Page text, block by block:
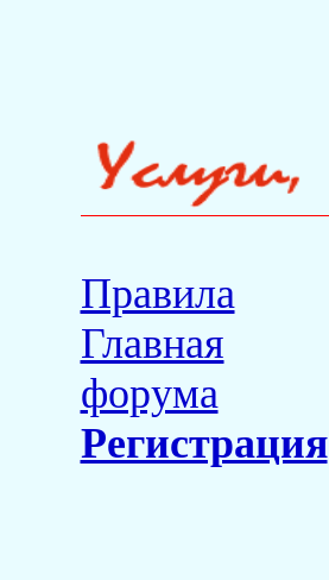
Правила
Главная
форума
Регистрация